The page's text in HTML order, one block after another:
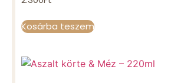
Kosárba teszem